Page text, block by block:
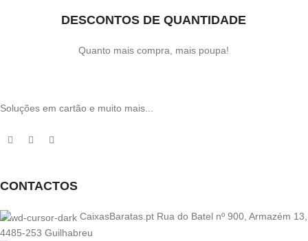
DESCONTOS DE QUANTIDADE
Quanto mais compra, mais poupa!
Soluções em cartão e muito mais...
CONTACTOS
CaixasBaratas.pt Rua do Batel nº 900, Armazém 13,
4485-253 Guilhabreu